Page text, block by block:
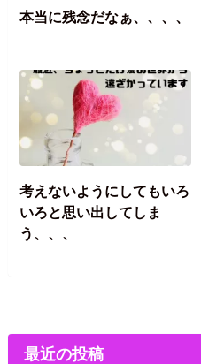
本当に残念だなぁ、、、、
考えないようにしてもいろ
いろと思い出してしま
う、、、
最近の投稿